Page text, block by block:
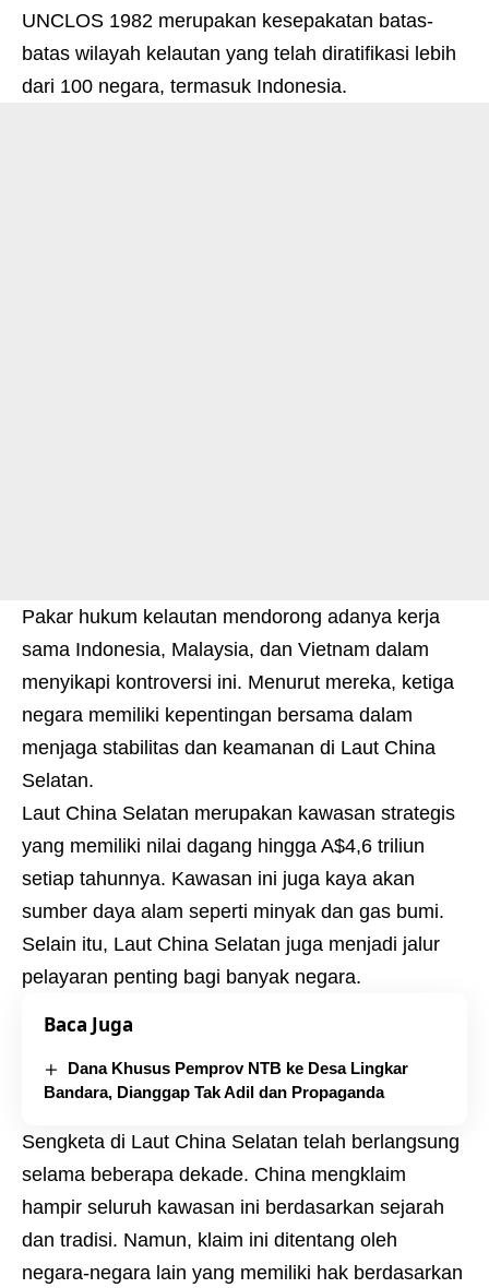
UNCLOS 1982 merupakan kesepakatan batas-
batas wilayah kelautan yang telah diratifikasi lebih
dari 100 negara, termasuk Indonesia.
Pakar hukum kelautan mendorong adanya kerja
sama Indonesia, Malaysia, dan Vietnam dalam
menyikapi kontroversi ini. Menurut mereka, ketiga
negara memiliki kepentingan bersama dalam
menjaga stabilitas dan keamanan di Laut China
Selatan.
Laut China Selatan merupakan kawasan strategis
yang memiliki nilai dagang hingga A$4,6 triliun
setiap tahunnya. Kawasan ini juga kaya akan
sumber daya alam seperti minyak dan gas bumi.
Selain itu, Laut China Selatan juga menjadi jalur
pelayaran penting bagi banyak negara.
Baca Juga
Dana Khusus Pemprov NTB ke Desa Lingkar
Bandara, Dianggap Tak Adil dan Propaganda
Sengketa di Laut China Selatan telah berlangsung
selama beberapa dekade. China mengklaim
hampir seluruh kawasan ini berdasarkan sejarah
dan tradisi. Namun, klaim ini ditentang oleh
negara-negara lain yang memiliki hak berdasarkan